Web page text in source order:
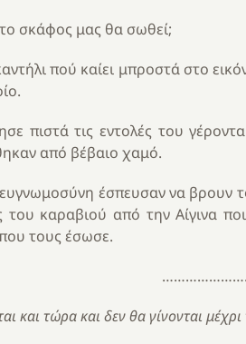
το σκάφος μας θα σωθεί;
πού καίει μπροστά στο
πιστά τις εντολές του
από βέβαιο χαμό.
έσπευσαν να βρουν
καραβιού από την Αίγινα
τους έσωσε.
και τώρα και δεν θα γίνονται